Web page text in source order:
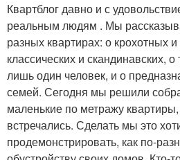
Квартблог давно и с
реальным людям . Мы
разных квартирах: о крохотных
классических и скандинавских,
лишь один человек, и о
семей. Сегодня мы решили
маленькие по метражу
встречались. Сделать мы это
продемонстрировать, как по-